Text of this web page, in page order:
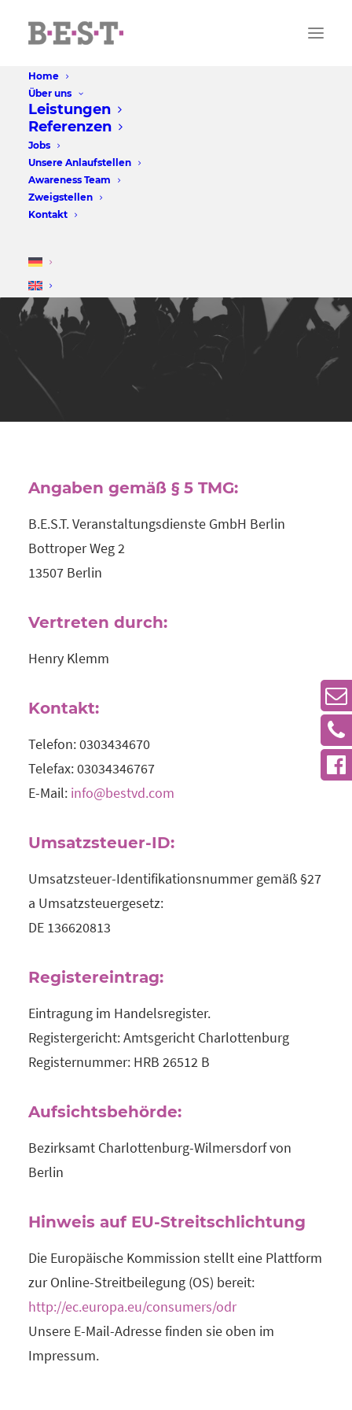
Home
Über uns
Leistungen
Referenzen
Jobs
Unsere Anlaufstellen
Awareness Team
Zweigstellen
Kontakt
Angaben gemäß § 5 TMG:
B.E.S.T. Veranstaltungsdienste GmbH Berlin
Bottroper Weg 2
13507 Berlin
Vertreten durch:
Henry Klemm
Kontakt:
Telefon: 0303434670
Telefax: 03034346767
E-Mail: info@bestvd.com
Umsatzsteuer-ID:
Umsatzsteuer-Identifikationsnummer gemäß §27
a Umsatzsteuergesetz:
DE 136620813
Registereintrag:
Eintragung im Handelsregister.
Registergericht: Amtsgericht Charlottenburg
Registernummer: HRB 26512 B
Aufsichtsbehörde:
Bezirksamt Charlottenburg-Wilmersdorf von
Berlin
Hinweis auf EU-Streitschlichtung
Die Europäische Kommission stellt eine Plattform
zur Online-Streitbeilegung (OS) bereit:
http://ec.europa.eu/consumers/odr
Unsere E-Mail-Adresse finden sie oben im
Impressum.